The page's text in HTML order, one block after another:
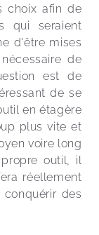
choix afin de
qui seraient
d'être mises
de
est de
de se
en étagère
plus vite et
voire long
outil, il
réellement
des